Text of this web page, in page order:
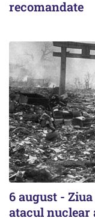
recomandate
6 august -
atacul nuclear